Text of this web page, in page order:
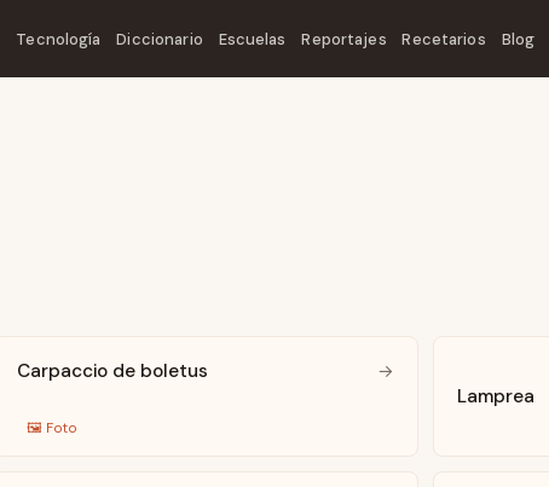
Tecnología Diccionario Escuelas Reportajes Recetarios Blog
Carpaccio de boletus →
🖼️ Foto
Lamprea